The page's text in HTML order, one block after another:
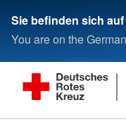
Sie befinden sich
You are on the